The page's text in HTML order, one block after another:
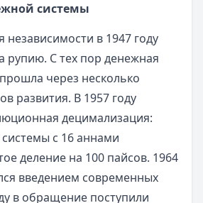
системы
независимости в 1947 году
рупию. С тех пор денежная
через несколько
развития. В 1957 году
децимализация:
с 16 аннами
деление на 100 пайсов. 1964
введением современных
в обращение поступили